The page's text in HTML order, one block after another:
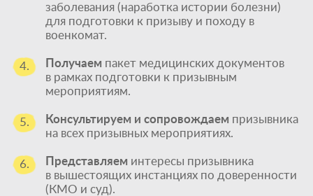
заболевания (наработка истории болезни)
для подготовки к призыву и походу в
военкомат.
4. Получаем пакет медицинских документов
в рамках подготовки к призывным
мероприятиям.
5. Консультируем и сопровождаем призывника
на всех призывных мероприятиях.
6. Представляем интересы призывника
в вышестоящих инстанциях по доверенности
(КМО и суд).